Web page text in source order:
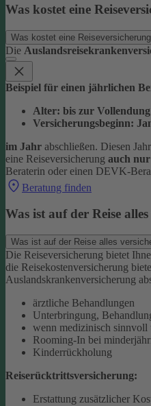
Was kostet eine
Was kostet eine
Die
Beispiel für einen jährlichen
Alter: bis zur
Versicherungsbeginn:
im Jahr abschließen. Diesen
eine Reiseversicherung auch
Beraterin oder einen DEVK-
Beratung finden
Was ist auf der Reise
Was ist auf der Reise alles
Die Reiseversicherung bietet
die Reisekostenversicherung
Auslandskrankenversicherung
ärztliche Behandlungen
Unterbringung,
wenn medizinisch sinnvoll
Rooming-In bei
Kinderrückholung
Reiserücktrittsversicherung:
Erstattung zusätzlicher